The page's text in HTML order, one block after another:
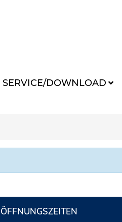
SERVICE/DOWNLOAD
ÖFFNUNGSZEITEN